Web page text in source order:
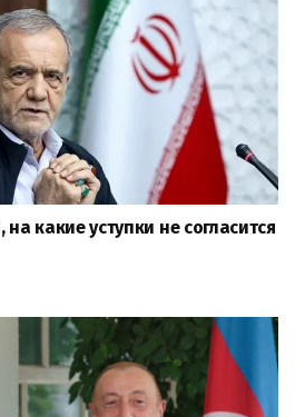
какие уступки не согласится